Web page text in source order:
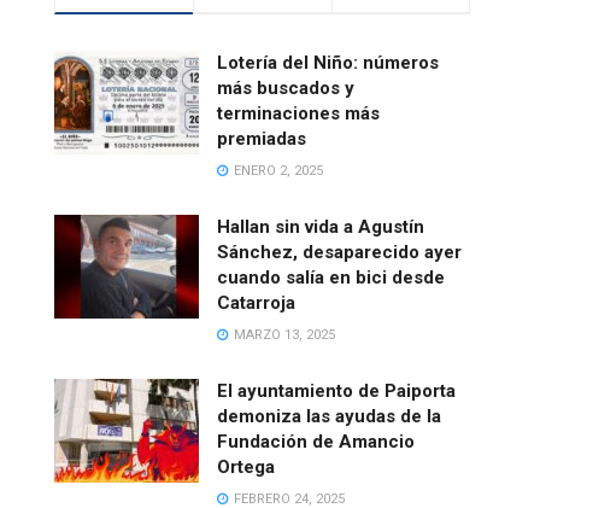
Lotería del Niño: números
más buscados y
terminaciones más
premiadas
ENERO 2, 2025
Hallan sin vida a Agustín
Sánchez, desaparecido ayer
cuando salía en bici desde
Catarroja
MARZO 13, 2025
El ayuntamiento de Paiporta
demoniza las ayudas de la
Fundación de Amancio
Ortega
FEBRERO 24, 2025